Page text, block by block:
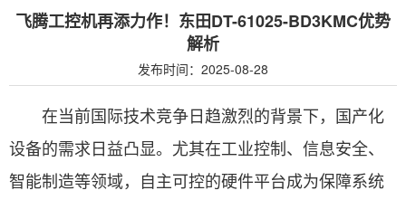
飞腾工控机再添力作！东田DT-61025-BD3KMC优势
解析
发布时间：2025-08-28
在当前国际技术竞争日趋激烈的背景下，国产化
设备的需求日益凸显。尤其在工业控制、信息安全、
智能制造等领域，自主可控的硬件平台成为保障系统